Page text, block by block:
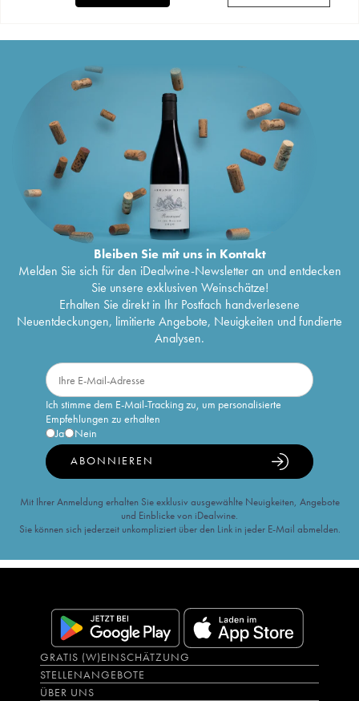
Bleiben Sie mit uns in Kontakt
Melden Sie sich für den iDealwine-Newsletter an und entdecken
Sie unsere exklusiven Weinschätze!
Erhalten Sie direkt in Ihr Postfach handverlesene
Neuentdeckungen, limitierte Angebote, Neuigkeiten und fundierte
Analysen.
Ich stimme dem E-Mail-Tracking zu, um personalisierte
Empfehlungen zu erhalten
Ja
Nein
ABONNIEREN
Mit Ihrer Anmeldung erhalten Sie exklusiv ausgewählte Neuigkeiten, Angebote
und Einblicke von iDealwine.
Sie können sich jederzeit unkompliziert über den Link in jeder E-Mail abmelden.
GRATIS (W)EINSCHÄTZUNG
STELLENANGEBOTE
ÜBER UNS